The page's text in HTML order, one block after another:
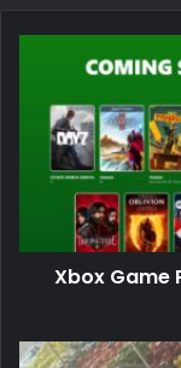
Xbox Game